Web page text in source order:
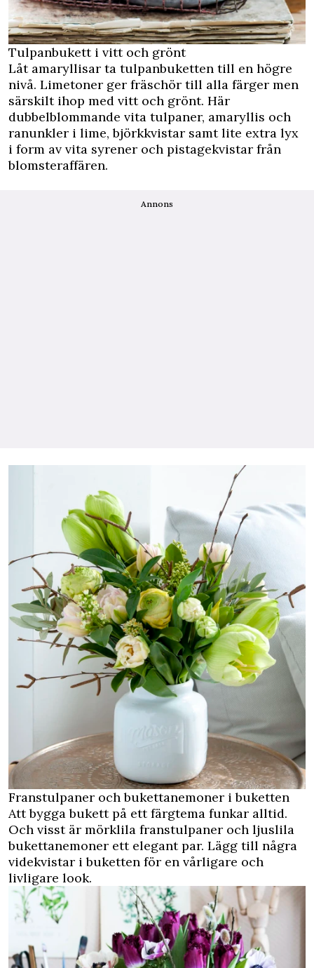
Tulpanbukett i vitt och grönt
Låt amaryllisar ta tulpanbuketten till en högre
nivå. Limetoner ger fräschör till alla färger men
särskilt ihop med vitt och grönt. Här
dubbelblommande vita tulpaner, amaryllis och
ranunkler i lime, björkkvistar samt lite extra lyx
i form av vita syrener och pistagekvistar från
blomsteraffären.
Annons
Franstulpaner och bukettanemoner i buketten
Att bygga bukett på ett färgtema funkar alltid.
Och visst är mörklila franstulpaner och ljuslila
bukettanemoner ett elegant par. Lägg till några
videkvistar i buketten för en vårligare och
livligare look.